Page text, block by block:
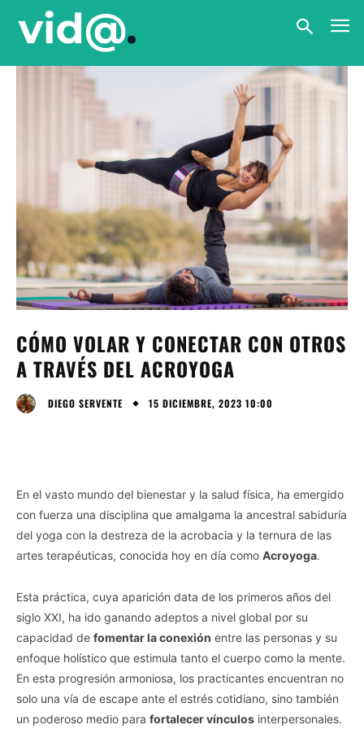
CÓMO VOLAR Y CONECTAR CON OTROS
A TRAVÉS DEL ACROYOGA
DIEGO SERVENTE 15 DICIEMBRE, 2023 10:00
En el vasto mundo del bienestar y la salud física, ha emergido
con fuerza una disciplina que amalgama la ancestral sabiduría
del yoga con la destreza de la acrobacia y la ternura de las
artes terapéuticas, conocida hoy en día como Acroyoga.
Esta práctica, cuya aparición data de los primeros años del
siglo XXI, ha ido ganando adeptos a nivel global por su
capacidad de fomentar la conexión entre las personas y su
enfoque holístico que estimula tanto el cuerpo como la mente.
En esta progresión armoniosa, los practicantes encuentran no
solo una vía de escape ante el estrés cotidiano, sino también
un poderoso medio para fortalecer vínculos interpersonales.